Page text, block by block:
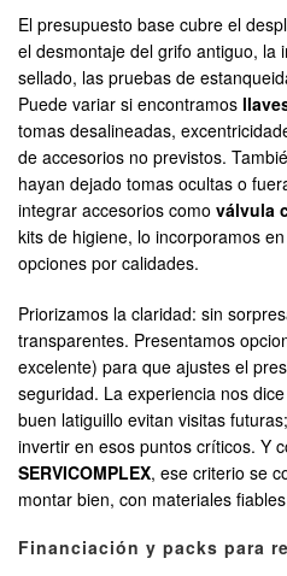
El presupuesto base cubre el
el desmontaje del grifo antiguo, la
sellado, las pruebas de
Puede variar si encontramos
tomas desalineadas,
de accesorios no previstos.
hayan dejado tomas ocultas o
integrar accesorios como válvula
kits de higiene, lo incorporamos
opciones por calidades.
Priorizamos la claridad: sin
transparentes. Presentamos
excelente) para que ajustes el
seguridad. La experiencia nos
buen latiguillo evitan visitas
invertir en esos puntos críticos. Y
SERVICOMPLEX, ese criterio se
montar bien, con materiales
Financiación y packs para